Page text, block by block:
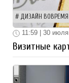
ДИЗАЙН ВОВРЕМЯ
11:59 | 30 июля
Визитные